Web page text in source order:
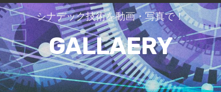
シナデック技術を動画・写真で！
GALLAERY